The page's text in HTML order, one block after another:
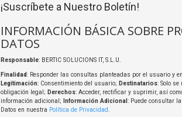
¡Suscríbete a Nuestro Boletín!
INFORMACIÓN BÁSICA SOBRE
DATOS
Responsable: BERTIC SOLUCIONS IT, S.L.U.
Finalidad: Responder las consultas planteadas por el usuario y
Legitimación: Consentimiento del usuario; Destinatarios: Solo
obligación legal; Derechos: Acceder, rectificar y suprimir, así
información adicional;
Información Adicional : Puede consultar
Datos en nuestra Política de Privacidad